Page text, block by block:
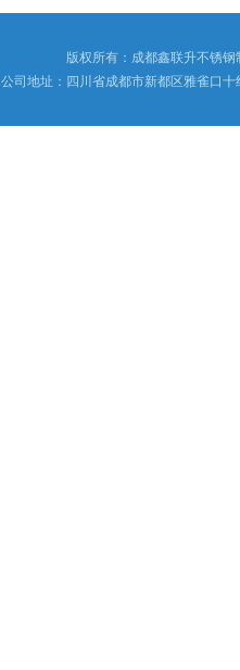
版权所有：成都鑫联升不
公司地址：四川省成都市新都区雅雀